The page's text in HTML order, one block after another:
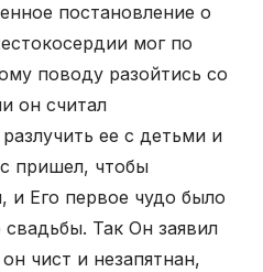
постановление о
мог по
поводу разойтись со
он считал
ее с детьми и
пришел, чтобы
и Его первое чудо было
Так Он заявил
чист и незапятнан,